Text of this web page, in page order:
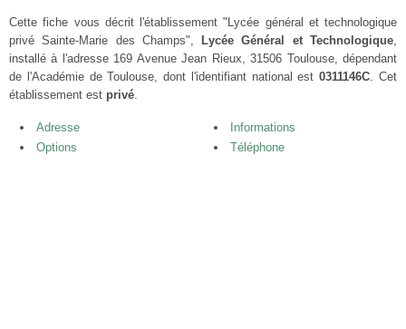
Cette fiche vous décrit l'établissement "Lycée général et technologique
privé Sainte-Marie des Champs",
Lycée Général et Technologique,
installé à l'adresse 169 Avenue Jean Rieux, 31506 Toulouse, dépendant
de l'Académie de Toulouse, dont l'identifiant national est0311146C. Cet
établissement est privé.
Adresse
Informations
Options
Téléphone